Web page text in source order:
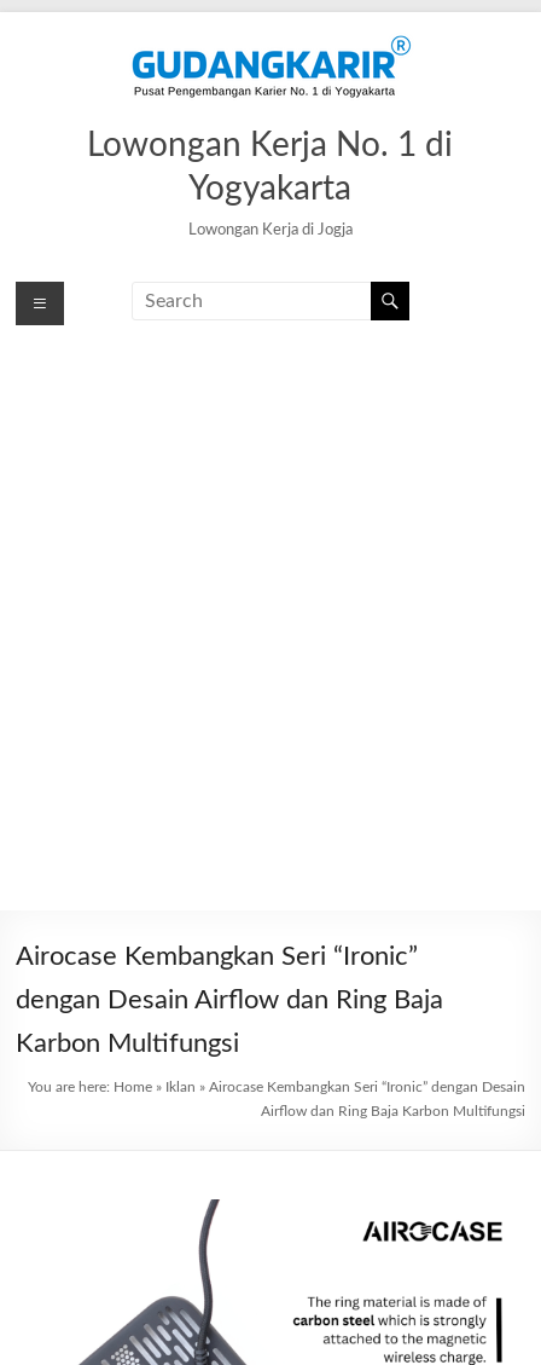
Lowongan Kerja No. 1 di
Yogyakarta
Lowongan Kerja di Jogja
Airocase Kembangkan Seri “Ironic”
dengan Desain Airflow dan Ring Baja
Karbon Multifungsi
You are here: Home» Iklan » Airocase Kembangkan Seri “Ironic” dengan Desain
Airflow dan Ring Baja Karbon Multifungsi